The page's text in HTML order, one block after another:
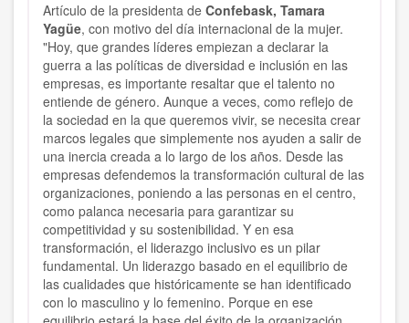
Artículo de la presidenta de Confebask, Tamara
Yagüe, con motivo del día internacional de la mujer.
"Hoy, que grandes líderes empiezan a declarar la
guerra a las políticas de diversidad e inclusión en las
empresas, es importante resaltar que el talento no
entiende de género. Aunque a veces, como reflejo de
la sociedad en la que queremos vivir, se necesita crear
marcos legales que simplemente nos ayuden a salir de
una inercia creada a lo largo de los años. Desde las
empresas defendemos la transformación cultural de las
organizaciones, poniendo a las personas en el centro,
como palanca necesaria para garantizar su
competitividad y su sostenibilidad. Y en esa
transformación, el liderazgo inclusivo es un pilar
fundamental. Un liderazgo basado en el equilibrio de
las cualidades que históricamente se han identificado
con lo masculino y lo femenino. Porque en ese